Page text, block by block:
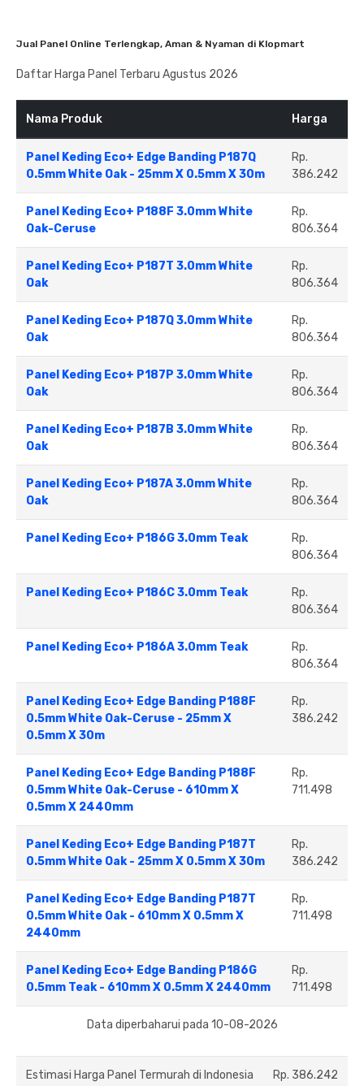
Jual Panel Online Terlengkap, Aman & Nyaman di Klopmart
Daftar Harga Panel Terbaru Agustus 2026
Nama Produk Harga
Panel Keding Eco+ Edge Banding P187Q
0.5mm White Oak - 25mm X 0.5mm X 30m
Rp.
386.242
Panel Keding Eco+ P188F 3.0mm White
Oak-Ceruse
Rp.
806.364
Panel Keding Eco+ P187T 3.0mm White
Oak
Rp.
806.364
Panel Keding Eco+ P187Q 3.0mm White
Oak
Rp.
806.364
Panel Keding Eco+ P187P 3.0mm White
Oak
Rp.
806.364
Panel Keding Eco+ P187B 3.0mm White
Oak
Rp.
806.364
Panel Keding Eco+ P187A 3.0mm White
Oak
Rp.
806.364
Panel Keding Eco+ P186G 3.0mm Teak
Rp.
806.364
Panel Keding Eco+ P186C 3.0mm Teak
Rp.
806.364
Panel Keding Eco+ P186A 3.0mm Teak
Rp.
806.364
Panel Keding Eco+ Edge Banding P188F
0.5mm White Oak-Ceruse - 25mm X
0.5mm X 30m
Rp.
386.242
Panel Keding Eco+ Edge Banding P188F
0.5mm White Oak-Ceruse - 610mm X
0.5mm X 2440mm
Rp.
711.498
Panel Keding Eco+ Edge Banding P187T
0.5mm White Oak - 25mm X 0.5mm X 30m
Rp.
386.242
Panel Keding Eco+ Edge Banding P187T
0.5mm White Oak - 610mm X 0.5mm X
2440mm
Rp.
711.498
Panel Keding Eco+ Edge Banding P186G
0.5mm Teak - 610mm X 0.5mm X 2440mm
Rp.
711.498
Data diperbaharui pada 10-08-2026
Estimasi Harga Panel Termurah di Indonesia Rp. 386.242